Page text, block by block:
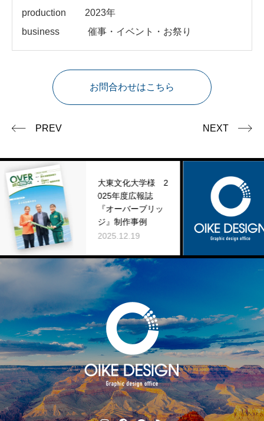
production 2023年
business 催事・イベント・お祭り
お問合わせはこちら
PREV NEXT
大東文化大学様 2
025年度広報誌
『オーバーブリッ
ジ』制作事例
2025.12.19
年末年始休
知らせ
2025.12.03